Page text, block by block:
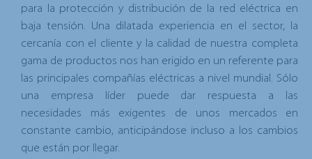
para la protección y distribución de la red eléctrica en
baja tensión. Una dilatada experiencia en el sector, la
cercanía con el cliente y la calidad de nuestra completa
gama de productos nos han erigido en un referente para
las principales compañías eléctricas a nivel mundial. Sólo
una empresa líder puede dar respuesta a las
necesidades más exigentes de unos mercados en
constante cambio, anticipándose incluso a los cambios
que están por llegar.